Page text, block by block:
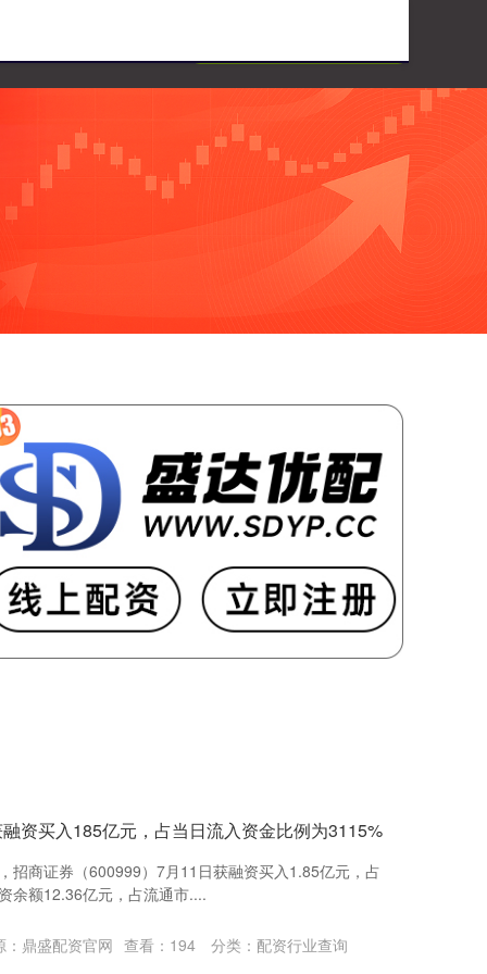
资买入185亿元，占当日流入资金比例为3115%
招商证券（600999）7月11日获融资买入1.85亿元，占
余额12.36亿元，占流通市....
：鼎盛配资官网 查看： 194 分类： 配资行业查询